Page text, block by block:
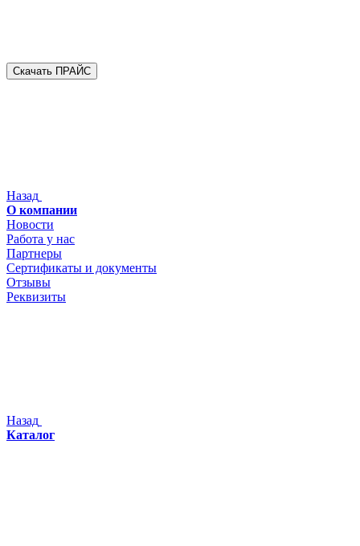
Скачать ПРАЙС
Назад
О компании
Новости
Работа у нас
Партнеры
Сертификаты и документы
Отзывы
Реквизиты
Назад
Каталог